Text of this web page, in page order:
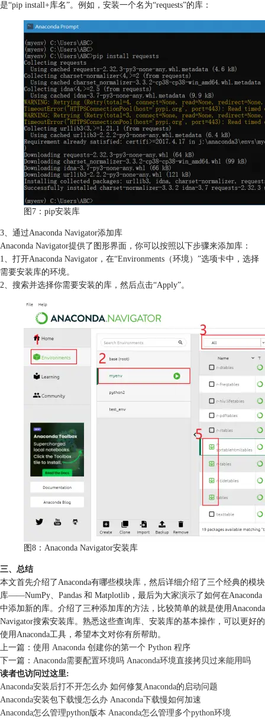
是“pip install+库名”。例如，安装一个名为“requests”的库：
图7：pip安装库
3、通过Anaconda Navigator添加库
Anaconda Navigator提供了图形界面，你可以按照以下步骤来添加库：
1、打开Anaconda Navigator，在“Environments（环境）”选项卡中，选择
需要安装库的环境。
2、搜索并选择你需要安装的库，然后点击“Apply”。
图8：Anaconda Navigator安装库
三、总结
本文首先介绍了Anaconda有哪些模块库，然后详细介绍了三个经典的模块
库——NumPy、Pandas 和 Matplotlib，最后为大家演示了如何在Anaconda
中添加新的库。介绍了三种添加库的方法，比较简单的就是使用Anaconda
Navigator搜索安装库。熟悉这些查询库、安装库的基本操作，可以更好的
使用Anaconda工具，希望本文对你有所帮助。
上一篇： 使用 Anaconda 创建你的第一个 Python 程序
下一篇： Anaconda需要配置环境吗 Anaconda环境直接拷贝过来能用吗
读者也访问过这里:
Anaconda安装后打不开怎么办 如何修复Anaconda的启动问题
Anaconda安装包下载慢怎么办 Anaconda下载慢如何加速
Anaconda怎么管理python版本 Anaconda怎么管理多个python环境